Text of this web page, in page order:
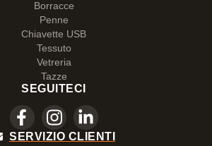
Borracce
Penne
Chiavette USB
Tessuto
Vetreria
Tazze
SEGUITECI
SERVIZIO CLIENTI